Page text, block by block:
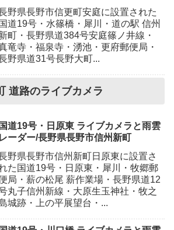
野県長野市信更町安庭に設置された
国道19号・水篠橋・犀川・道の駅 信州
町・長野県道384号安庭篠ノ井線・
竜寺・福泉寺・湧池・更府郵便局・
野県道31号長野大町...
道路のライブカメラ
国道19号・日原東 ライブカメラと雨雲
レーダー/長野県長野市信州新町
野県長野市信州新町日原東に設置さ
た国道19号・日原東・犀川・牧郷郵
局・薪の松尾 薪作業場・長野県道12
丸子信州新線・大原生玉神社・牧之
城跡・上の平展望台・...